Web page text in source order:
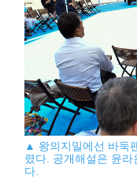
▲ 왕의지밀에선 바둑
렸다. 공개해설은 윤
다.